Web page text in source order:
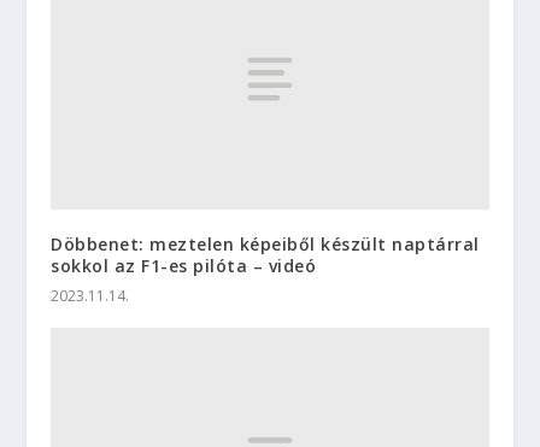
Döbbenet: meztelen képeiből készült naptárral
sokkol az F1-es pilóta – videó
2023.11.14.